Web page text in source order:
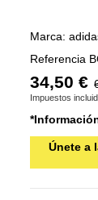
Marca:
Referencia
34,50 €
Impuestos
Únete a